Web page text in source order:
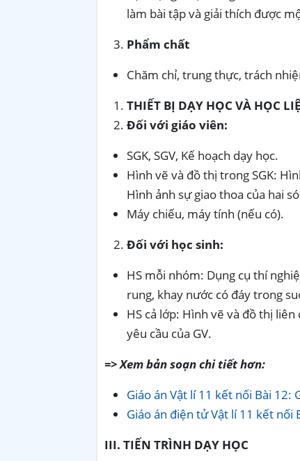
làm bài tập và giải thích được
Phẩm chất
Chăm chỉ, trung thực, trách
THIẾT BỊ DẠY HỌC VÀ HỌC
Đối với giáo viên:
SGK, SGV, Kế hoạch dạy học.
Hình vẽ và đồ thị trong SGK:
Hình ảnh sự giao thoa của hai
Máy chiếu, máy tính (nếu có).
Đối với học sinh:
HS mỗi nhóm: Dụng cụ thí
rung, khay nước có đáy trong
HS cả lớp: Hình vẽ và đồ thị
yêu cầu của GV.
=> Xem bản soạn chi tiết hơn:
Giáo án Vật lí 11 kết nối Bài 12:
Giáo án điện tử Vật lí 11 kết nối
III. TIẾN TRÌNH DẠY HỌC